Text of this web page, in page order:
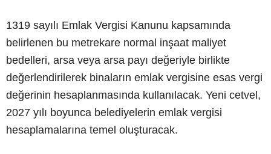
1319 sayılı Emlak Vergisi Kanunu kapsamında
belirlenen bu metrekare normal inşaat maliyet
bedelleri, arsa veya arsa payı değeriyle birlikte
değerlendirilerek binaların emlak vergisine esas vergi
değerinin hesaplanmasında kullanılacak. Yeni cetvel,
2027 yılı boyunca belediyelerin emlak vergisi
hesaplamalarına temel oluşturacak.